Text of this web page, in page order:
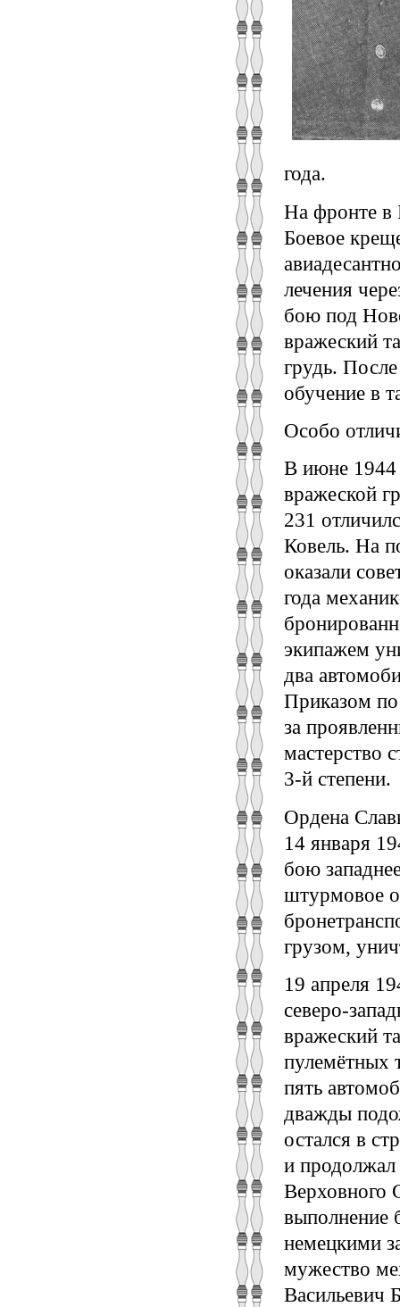
года.
На фронте в
Боевое
лечения
бою под
вражеский
грудь.
обучение в
Особо
В июне 1944
вражеской
231
Ковель. На
оказали
года
экипажем
два
Приказом по
за
мастерство
3-й степени.
Ордена
14 января
бою
штурмовое
грузом,
19 апреля
северо-
вражеский
пулемётных
пять
дважды
остался в
и продолжал
Верховного
выполнение
немецкими
мужество
Васильевич